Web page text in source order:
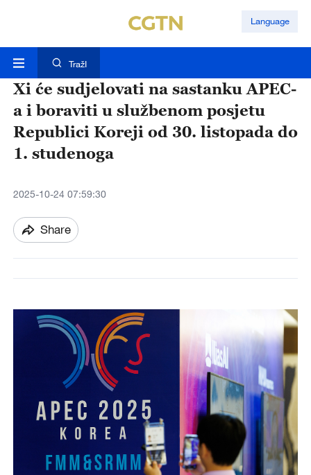
Language
TražI
Xi će sudjelovati na sastanku APEC-
a i boraviti u službenom posjetu
Republici Koreji od 30. listopada do
1. studenoga
2025-10-24 07:59:30
Share